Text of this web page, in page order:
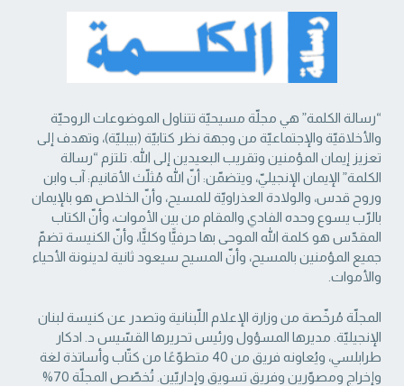
“رسالة الكلمة” هي مجلّة مسيحيّة تتناول الموضوعات الروحيّة
والأخلاقيّة والإجتماعيّة من ‏وجهة نظر كتابيّة (بيبليّة)، وتهدف إلى
تعزيز إيمان المؤمنين وتقريب البعيدين إلى الله. تلتزم “رسالة
‏الكلمة” الإيمان الإنجيليّ، ويتضمّن: أنّ الله مُثلّث الأقانيم: آب وابن
وروح قدس، والولادة العذراويّة ‏للمسيح، وأنّ الخلاص هو بالإيمان
بالرّب يسوع وحده الفادي والمقام من بين الأموات، وأنّ الكتاب
‏المقدّس هو كلمة الله الموحى بها حرفيًّا وكليًّا، وأنّ الكنيسة تضمّ
جميع المؤمنين بالمسيح، وأنّ المسيح ‏سيعود ثانية لدينونة الأحياء
والأموات. ‏
المجلّة مُرخّصة من وزارة الإعلام اللّبنانية وتصدر عن كنيسة لبنان
الإنجيليّة. مديرها المسؤول ‏ورئيس تحريرها القسّيس د. ادكار
طرابلسي، ويُعاونه فريق من 40 متطوّعًا من كتّاب وأساتذة لغة
‏وإخراج ومصوّرين وفريق تسويق وإداريّين. تُخصّص المجلّة 70%